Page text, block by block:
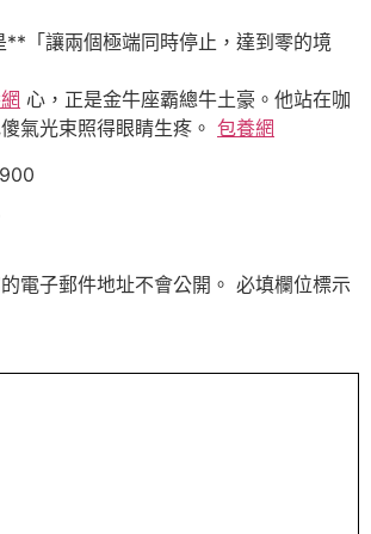
**「讓兩個極端同時停止，達到零的境
心，正是金牛座霸總牛土豪。他站在咖
氣光束照得眼睛生疼。 包養網
電子郵件地址不會公開。 必填欄位標示